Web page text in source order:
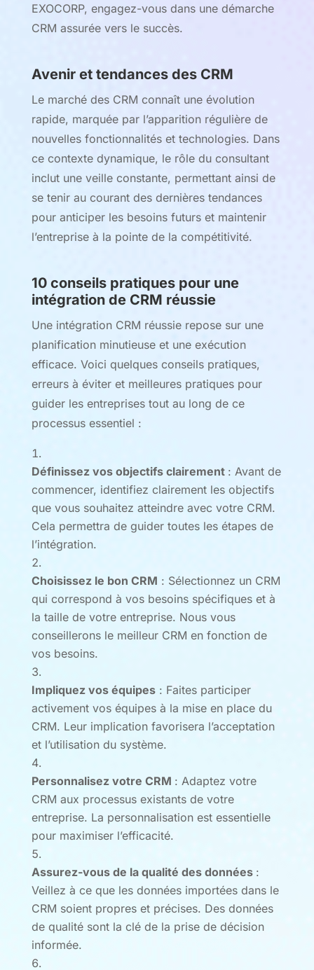
EXOCORP, engagez-vous dans une démarche
CRM assurée vers le succès.
Avenir et tendances des CRM
Le marché des CRM connaît une évolution
rapide, marquée par l’apparition régulière de
nouvelles fonctionnalités et technologies. Dans
ce contexte dynamique, le rôle du consultant
inclut une veille constante, permettant ainsi de
se tenir au courant des dernières tendances
pour anticiper les besoins futurs et maintenir
l’entreprise à la pointe de la compétitivité.
10 conseils pratiques pour une
intégration de CRM réussie
Une intégration CRM réussie repose sur une
planification minutieuse et une exécution
efficace. Voici quelques conseils pratiques,
erreurs à éviter et meilleures pratiques pour
guider les entreprises tout au long de ce
processus essentiel :
Définissez vos objectifs clairement : Avant de
commencer, identifiez clairement les objectifs
que vous souhaitez atteindre avec votre CRM.
Cela permettra de guider toutes les étapes de
l’intégration.
Choisissez le bon CRM : Sélectionnez un CRM
qui correspond à vos besoins spécifiques et à
la taille de votre entreprise. Nous vous
conseillerons le meilleur CRM en fonction de
vos besoins.
Impliquez vos équipes: Faites participer
activement vos équipes à la mise en place du
CRM. Leur implication favorisera l’acceptation
et l’utilisation du système.
Personnalisez votre CRM : Adaptez votre
CRM aux processus existants de votre
entreprise. La personnalisation est essentielle
pour maximiser l’efficacité.
Assurez-vous de la qualité des données :
Veillez à ce que les données importées dans le
CRM soient propres et précises. Des données
de qualité sont la clé de la prise de décision
informée.